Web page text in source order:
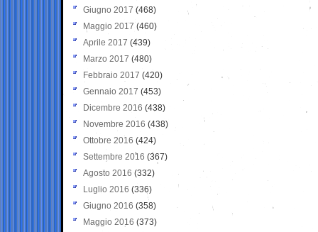
Giugno 2017 (468)
Maggio 2017 (460)
Aprile 2017 (439)
Marzo 2017 (480)
Febbraio 2017 (420)
Gennaio 2017 (453)
Dicembre 2016 (438)
Novembre 2016 (438)
Ottobre 2016 (424)
Settembre 2016 (367)
Agosto 2016 (332)
Luglio 2016 (336)
Giugno 2016 (358)
Maggio 2016 (373)